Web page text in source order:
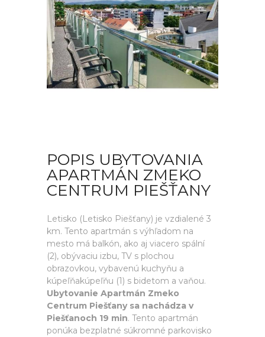
POPIS UBYTOVANIA
APARTMÁN ZMEKO
CENTRUM PIEŠŤANY
Letisko (Letisko Piešťany) je vzdialené 3
km. Tento apartmán s výhľadom na
mesto má balkón, ako aj viacero spální
(2), obývaciu izbu, TV s plochou
obrazovkou, vybavenú kuchyňu a
kúpeľňakúpeľňu (1) s bidetom a vaňou.
Ubytovanie Apartmán Zmeko
Centrum Piešťany sa nachádza v
Piešťanoch 19 min. Tento apartmán
ponúka bezplatné súkromné parkovisko